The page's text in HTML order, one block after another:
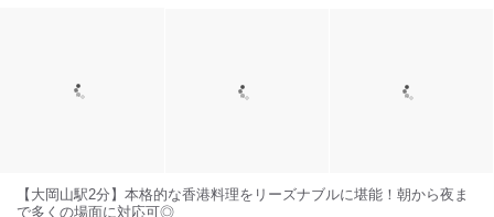
【大岡山駅2分】本格的な香港料理をリーズナブルに堪能！朝から夜ま
で多くの場面に対応可◎